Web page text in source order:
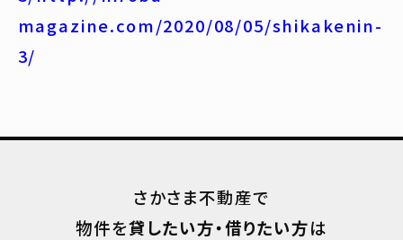
magazine.com/2020/08/05/shikakenin-
3/
さかさま不動産で
物件を貸したい方・借りたい方は